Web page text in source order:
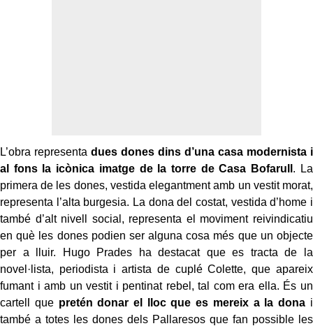
L’obra representa dues dones dins d’una casa modernista i
al fons la icònica imatge de la torre de Casa Bofarull . La
primera de les dones, vestida elegantment amb un vestit morat,
representa l’alta burgesia. La dona del costat, vestida d’home i
també d’alt nivell social, representa el moviment reivindicatiu
en què les dones podien ser alguna cosa més que un objecte
per a lluir. Hugo Prades ha destacat que es tracta de la
novel·lista, periodista i artista de cuplé Colette, que apareix
fumant i amb un vestit i pentinat rebel, tal com era ella. És un
cartell que pretén donar el lloc que es mereix a la dona i
també a totes les dones dels Pallaresos que fan possible les